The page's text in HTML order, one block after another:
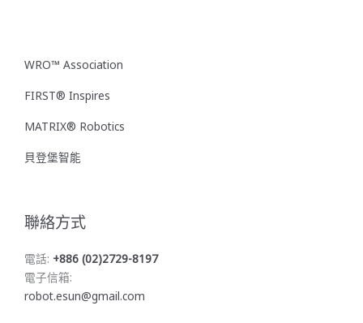
WRO™ Association
FIRST® Inspires
MATRIX® Robotics
貝登堡智能
聯絡方式
電話: +886 (02)2729-8197
電子信箱:
robot.esun@gmail.com